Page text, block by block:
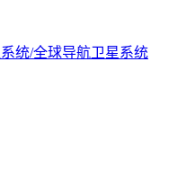
统/全球导航卫星系统